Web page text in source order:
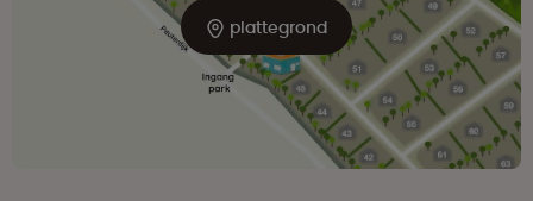
plattegrond